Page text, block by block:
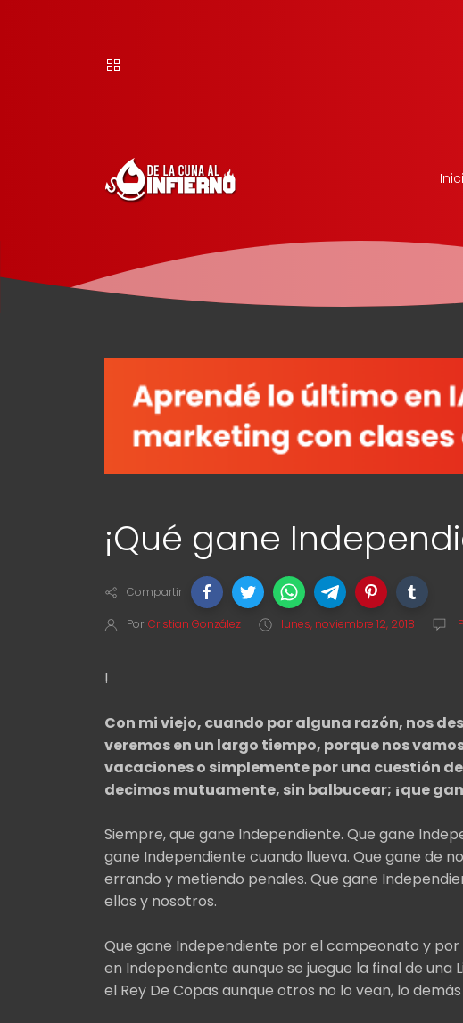
¡Qué gane
Compartir
Por Cristian González lunes, noviembre 12, 2018
!
Con mi viejo, cuando por alguna razón, nos
veremos en un largo tiempo, porque nos
vacaciones o simplemente por una cuestión
decimos mutuamente, sin balbucear; ¡que
Siempre, que gane Independiente. Que gane
gane Independiente cuando llueva. Que gane de
errando y metiendo penales. Que gane
ellos y nosotros.
Que gane Independiente por el campeonato y por
en Independiente aunque se juegue la final de
el Rey De Copas aunque otros no lo vean, lo